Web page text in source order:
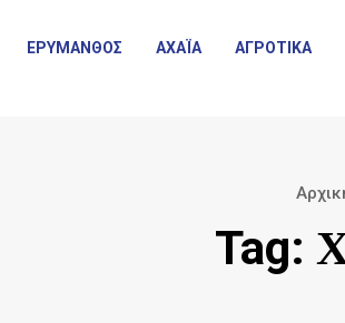
ΕΡΥΜΑΝΘΟΣ ΑΧΑΪΑ ΑΓΡΟΤΙΚΑ
Tag: